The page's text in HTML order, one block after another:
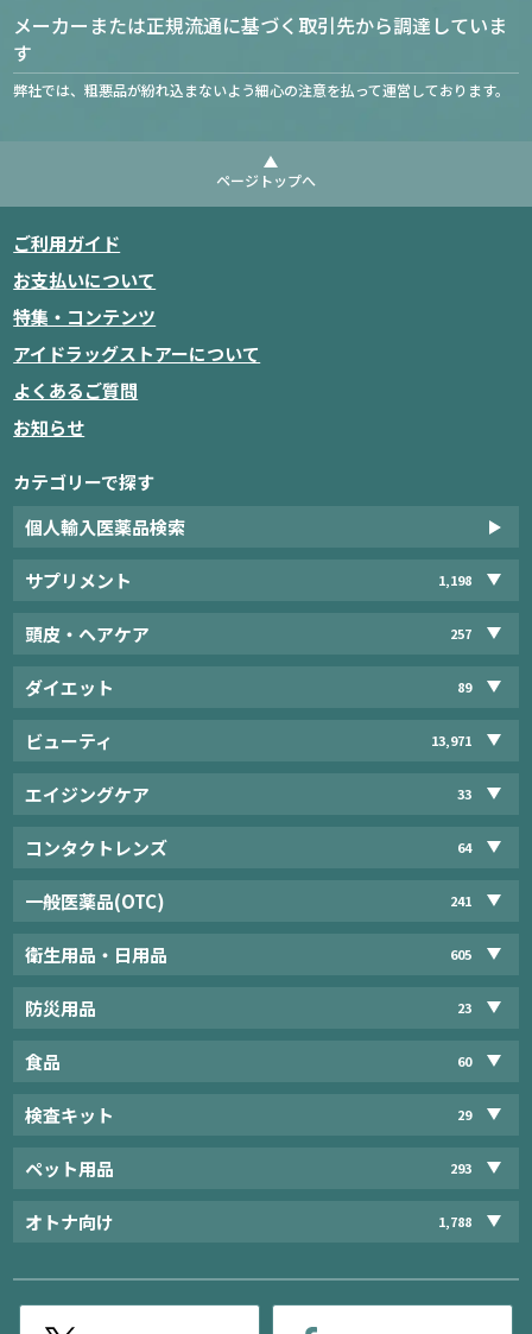
メーカーまたは正規流通に基づく取引先から調達していま
す
弊社では、粗悪品が紛れ込まないよう細心の注意を払って運営しております。
ページトップへ
ご利用ガイド
お支払いについて
特集・コンテンツ
アイドラッグストアーについて
よくあるご質問
お知らせ
カテゴリーで探す
個人輸入医薬品検索
サプリメント 1,198
頭皮・ヘアケア 257
ダイエット 89
ビューティ 13,971
エイジングケア 33
コンタクトレンズ 64
一般医薬品(OTC) 241
衛生用品・日用品 605
防災用品 23
食品 60
検査キット 29
ペット用品 293
オトナ向け 1,788